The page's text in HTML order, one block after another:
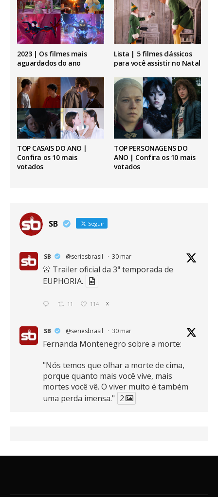
2023 | Os filmes mais
aguardados do ano
Lista | 5 filmes clássicos
para você assistir no Natal
TOP CASAIS DO ANO |
Confira os 10 mais
votados
TOP PERSONAGENS DO
ANO | Confira os 10 mais
votados
SB Seguir
SB @seriesbrasil · 30 mar
🚨 Trailer oficial da 3ª temporada de
EUPHORIA.
11 114 X
SB @seriesbrasil · 30 mar
Fernanda Montenegro sobre a morte:
"Nós temos que olhar a morte de cima,
porque quanto mais você vive, mais
mortes você vê. O viver muito é também
uma perda imensa." 2
16 389 X